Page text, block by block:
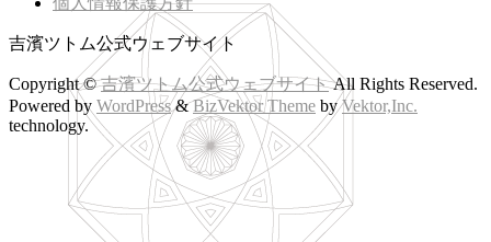
吉濱ツトム公式ウェブサイト
Copyright ©吉濱ツトム公式ウェブサイトAll Rights Reserved.
Powered by WordPress&BizVektor Theme byVektor,Inc.
technology.